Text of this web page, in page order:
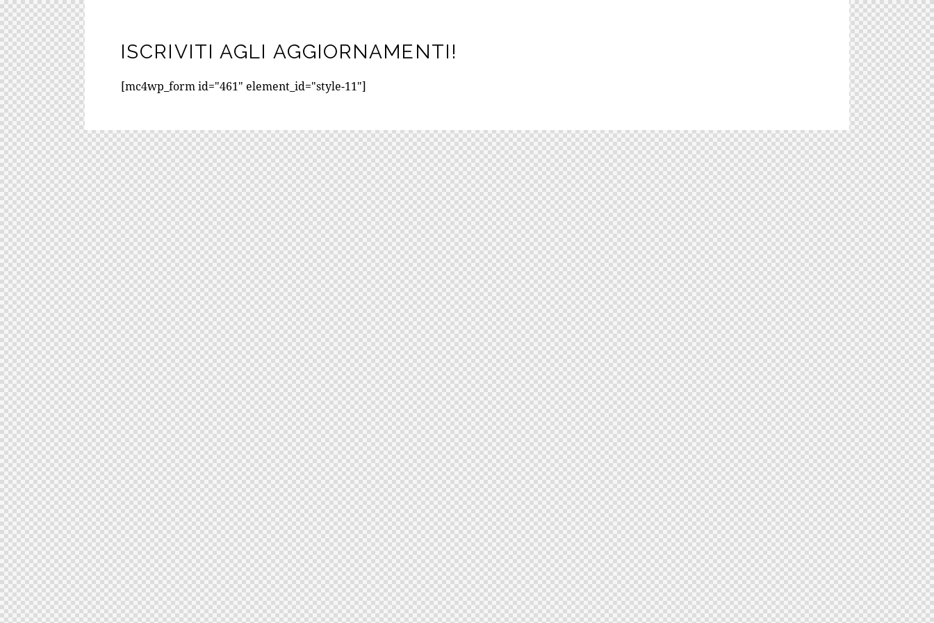
ISCRIVITI AGLI AGGIORNAMENTI!
[mc4wp_form id="461" element_id="style-11"]